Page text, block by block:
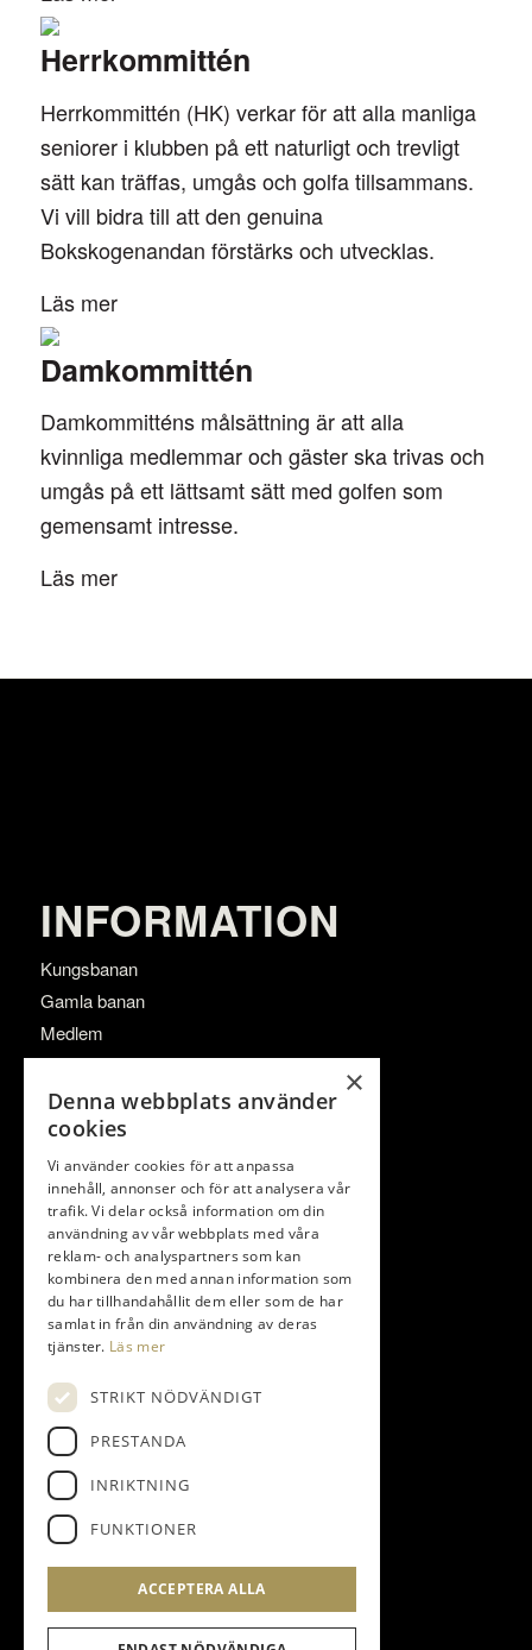
Herrkommittén
Herrkommittén (HK) verkar för att alla manliga
seniorer i klubben på ett naturligt och trevligt
sätt kan träffas, umgås och golfa tillsammans.
Vi vill bidra till att den genuina
Bokskogenandan förstärks och utvecklas.
Läs mer
Damkommittén
Damkommitténs målsättning är att alla
kvinnliga medlemmar och gäster ska trivas och
umgås på ett lättsamt sätt med golfen som
gemensamt intresse.
Läs mer
INFORMATION
Kungsbanan
Gamla banan
Medlem
Träna
Företag
Bli Företagspartner
Golfpaket
KONTAKT
Torupsvägen 408-140
info@bokskogen.com
+46 – (0)40 40 69 00
FÖLJ OSS PÅ
×
Denna webbplats använder
cookies
Vi använder cookies för att anpassa
innehåll, annonser och för att analysera vår
trafik. Vi delar också information om din
användning av vår webbplats med våra
reklam- och analyspartners som kan
kombinera den med annan information som
du har tillhandahållit dem eller som de har
samlat in från din användning av deras
tjänster. Läs mer
STRIKT NÖDVÄNDIGT
PRESTANDA
INRIKTNING
FUNKTIONER
ACCEPTERA ALLA